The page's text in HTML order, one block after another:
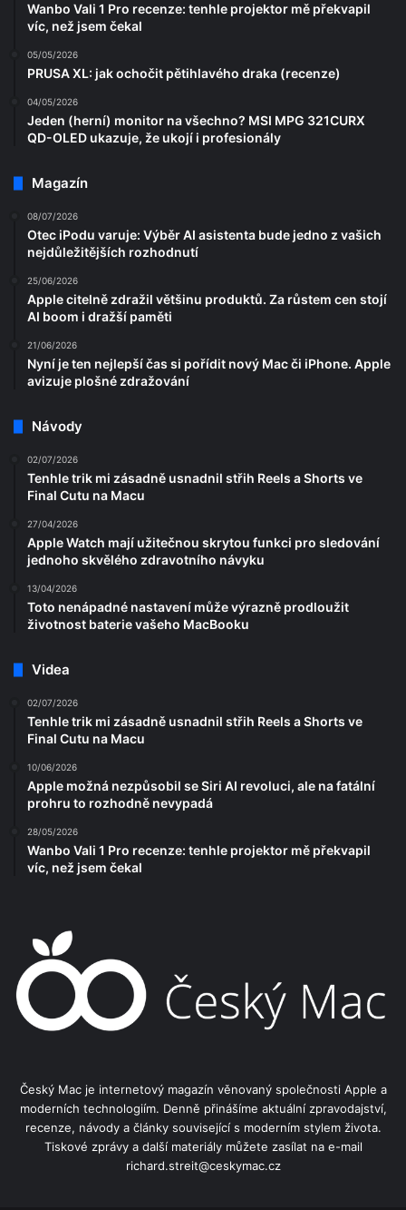
Wanbo Vali 1 Pro recenze: tenhle projektor mě překvapil
víc, než jsem čekal
05/05/2026
PRUSA XL: jak ochočit pětihlavého draka (recenze)
04/05/2026
Jeden (herní) monitor na všechno? MSI MPG 321CURX
QD-OLED ukazuje, že ukojí i profesionály
Magazín
08/07/2026
Otec iPodu varuje: Výběr AI asistenta bude jedno z vašich
nejdůležitějších rozhodnutí
25/06/2026
Apple citelně zdražil většinu produktů. Za růstem cen stojí
AI boom i dražší paměti
21/06/2026
Nyní je ten nejlepší čas si pořídit nový Mac či iPhone. Apple
avizuje plošné zdražování
Návody
02/07/2026
Tenhle trik mi zásadně usnadnil střih Reels a Shorts ve
Final Cutu na Macu
27/04/2026
Apple Watch mají užitečnou skrytou funkci pro sledování
jednoho skvělého zdravotního návyku
13/04/2026
Toto nenápadné nastavení může výrazně prodloužit
životnost baterie vašeho MacBooku
Videa
02/07/2026
Tenhle trik mi zásadně usnadnil střih Reels a Shorts ve
Final Cutu na Macu
10/06/2026
Apple možná nezpůsobil se Siri AI revoluci, ale na fatální
prohru to rozhodně nevypadá
28/05/2026
Wanbo Vali 1 Pro recenze: tenhle projektor mě překvapil
víc, než jsem čekal
Český Mac je internetový magazín věnovaný společnosti Apple a
moderních technologiím. Denně přinášíme aktuální zpravodajství,
recenze, návody a články související s moderním stylem života.
Tiskové zprávy a další materiály můžete zasílat na e-mail
richard.streit@ceskymac.cz